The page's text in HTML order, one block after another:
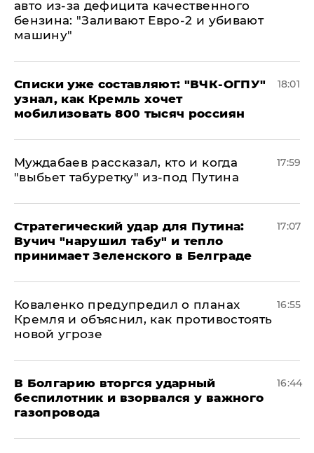
авто из-за дефицита качественного
бензина: "Заливают Евро-2 и убивают
машину"
Списки уже составляют: "ВЧК-ОГПУ"
узнал, как Кремль хочет
мобилизовать 800 тысяч россиян
18:01
Муждабаев рассказал, кто и когда
"выбьет табуретку" из-под Путина
17:59
Стратегический удар для Путина:
Вучич "нарушил табу" и тепло
принимает Зеленского в Белграде
17:07
Коваленко предупредил о планах
Кремля и объяснил, как противостоять
новой угрозе
16:55
В Болгарию вторгся ударный
беспилотник и взорвался у важного
газопровода
16:44